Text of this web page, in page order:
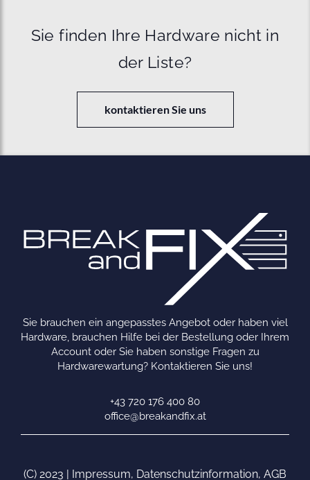
Sie finden Ihre Hardware nicht in
der Liste?
kontaktieren Sie uns
Sie brauchen ein angepasstes Angebot oder haben viel
Hardware, brauchen Hilfe bei der Bestellung oder Ihrem
Account oder Sie haben sonstige Fragen zu
Hardwarewartung? Kontaktieren Sie uns!
+43 720 176 400 80
office@breakandfix.at
(C) 2023 | Impressum, Datenschutzinformation, AGB